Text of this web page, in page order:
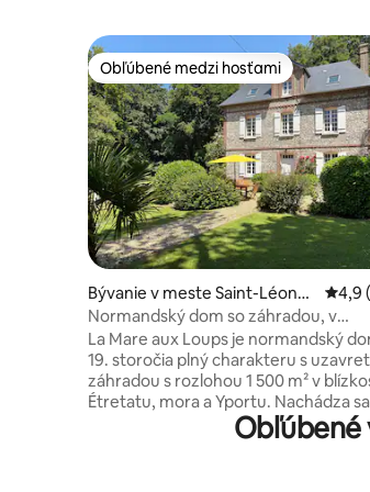
Obľúbené medzi hosťami
Obľúbené medzi hosťami
Bývanie v meste Saint-Léonar
d
4,9
Normandský dom so záhradou, v
blízkosti mora a Étretatu
La Mare aux Loups je normandský
19. storočia plný charakteru s
záhradou s rozlohou 1 500 m² v
Étretatu, mora a Yportu. Nachádza
okraji lesa a ponúka prírodnú oázu
minút od pláží a útesov pobrežia
Obľúbené